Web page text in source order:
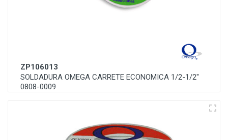
ZP106013
SOLDADURA OMEGA CARRETE ECONOMICA 1/2-1/2"
0808-0009